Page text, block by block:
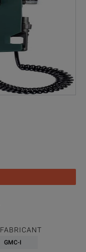
FABRICANT
GMC-I